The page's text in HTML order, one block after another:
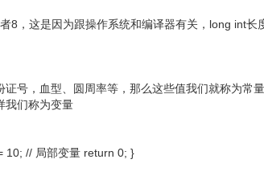
8，这是因为跟操作系统和编译器有关，long int
号，血型、圆周率等，那么这些值我们就称为常量
我们称为变量
10; // 局部变量 return 0; }